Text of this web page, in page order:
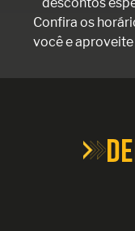
Confira os
você e